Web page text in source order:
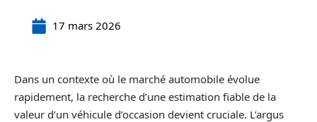
17 mars 2026
Dans un contexte où le marché automobile évolue
rapidement, la recherche d’une estimation fiable de la
valeur d’un véhicule d’occasion devient cruciale. L’argus